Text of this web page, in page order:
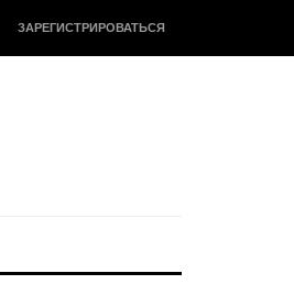
ЗАРЕГИСТРИРОВАТЬСЯ